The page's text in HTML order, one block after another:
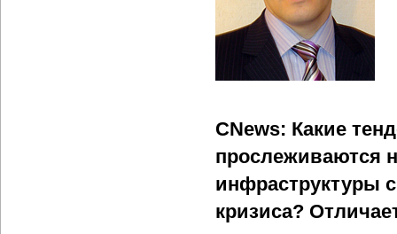
CNews: Какие
прослеживаются
инфраструктуры
кризиса?